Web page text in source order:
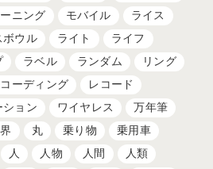
ニング モバイル
ライス
ボウル ライト
ライフ
ラベル ランダム
リング
ーディング
レコード
ション ワイヤレス
万年筆
丸 乗り物
乗用車
人 人物 人間
人類